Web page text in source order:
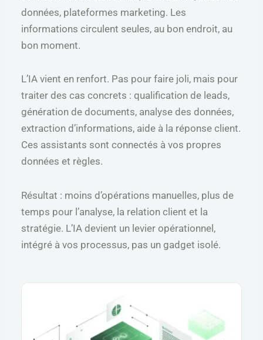
données, plateformes marketing. Les
informations circulent seules, au bon endroit, au
bon moment.
L’IA vient en renfort. Pas pour faire joli, mais pour
traiter des cas concrets : qualification de leads,
génération de documents, analyse des données,
extraction d’informations, aide à la réponse client.
Ces assistants sont connectés à vos propres
données et règles.
Résultat : moins d’opérations manuelles, plus de
temps pour l’analyse, la relation client et la
stratégie. L’IA devient un levier opérationnel,
intégré à vos processus, pas un gadget isolé.